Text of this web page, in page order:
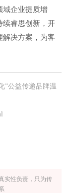
域企业提质增
续睿思创新，开
解决方案，为客
”公益传递品牌温
实性负责，只为传